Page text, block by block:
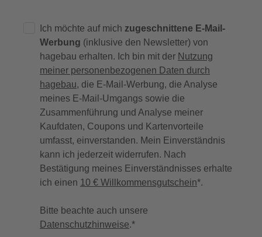
Ich möchte auf mich zugeschnittene E-Mail-
Werbung (inklusive den Newsletter) von
hagebau erhalten. Ich bin mit der Nutzung
meiner personenbezogenen Daten durch
hagebau, die E-Mail-Werbung, die Analyse
meines E-Mail-Umgangs sowie die
Zusammenführung und Analyse meiner
Kaufdaten, Coupons und Kartenvorteile
umfasst, einverstanden. Mein Einverständnis
kann ich jederzeit widerrufen. Nach
Bestätigung meines Einverständnisses erhalte
ich einen 10 € Willkommensgutschein*.
Bitte beachte auch unsere
Datenschutzhinweise.